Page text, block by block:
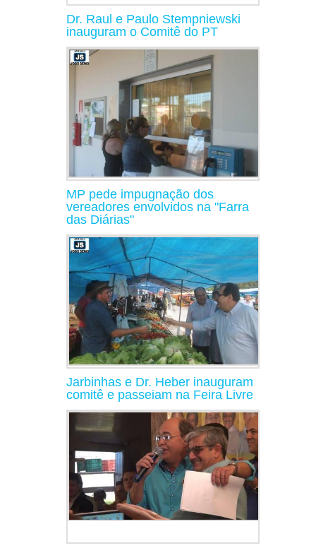
Dr. Raul e Paulo Stempniewski
inauguram o Comitê do PT
MP pede impugnação dos
vereadores envolvidos na "Farra
das Diárias"
Jarbinhas e Dr. Heber inauguram
comitê e passeiam na Feira Livre